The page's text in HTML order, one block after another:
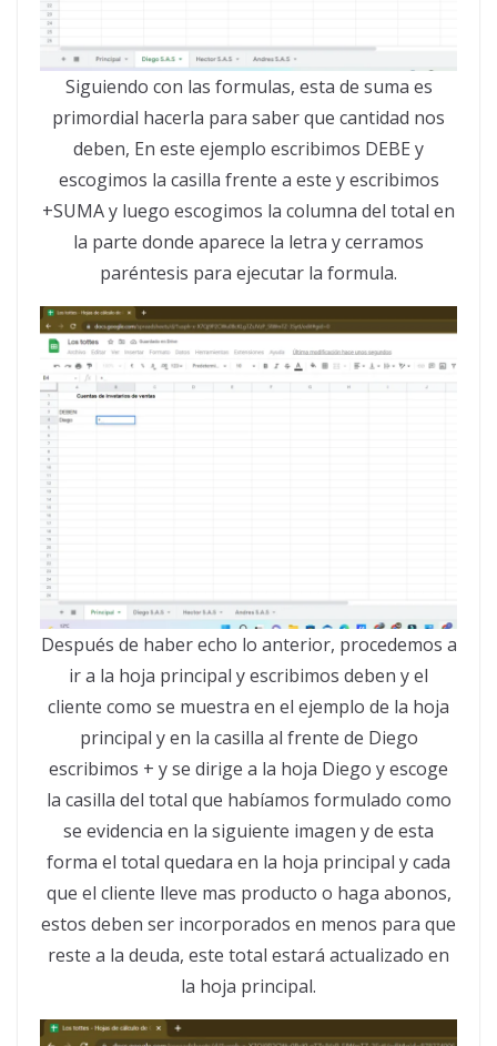
Siguiendo con las formulas, esta de suma es
primordial hacerla para saber que cantidad nos
deben, En este ejemplo escribimos DEBE y
escogimos la casilla frente a este y escribimos
+SUMA y luego escogimos la columna del total en
la parte donde aparece la letra y cerramos
paréntesis para ejecutar la formula.
Después de haber echo lo anterior, procedemos a
ir a la hoja principal y escribimos deben y el
cliente como se muestra en el ejemplo de la hoja
principal y en la casilla al frente de Diego
escribimos + y se dirige a la hoja Diego y escoge
la casilla del total que habíamos formulado como
se evidencia en la siguiente imagen y de esta
forma el total quedara en la hoja principal y cada
que el cliente lleve mas producto o haga abonos,
estos deben ser incorporados en menos para que
reste a la deuda, este total estará actualizado en
la hoja principal.